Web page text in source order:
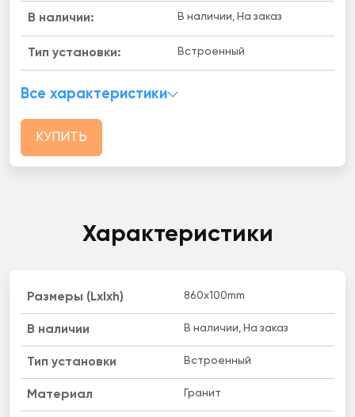
B наличии: В наличии, На заказ
Тип установки: Встроенный
Все характеристики
КУПИТЬ
Характеристики
Размеры (Lxlxh) 860x100mm
B наличии В наличии, На заказ
Тип установки Встроенный
Материал Гранит